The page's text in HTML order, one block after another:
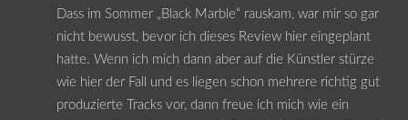
Dass im Sommer „Black Marble“ rauskam, war mir so gar
nicht bewusst, bevor ich dieses Review hier eingeplant
hatte. Wenn ich mich dann aber auf die Künstler stürze
wie hier der Fall und es liegen schon mehrere richtig gut
produzierte Tracks vor, dann freue ich mich wie ein